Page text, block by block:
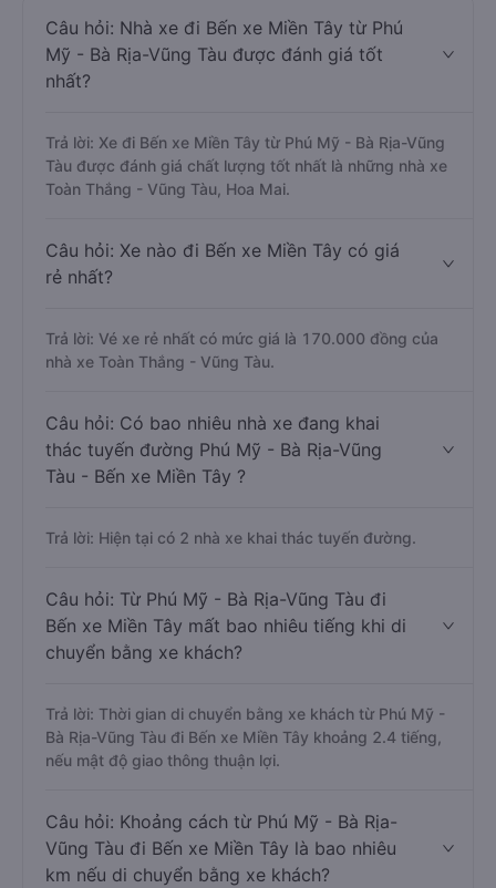
Câu hỏi: Nhà xe đi Bến xe Miền Tây từ Phú
Mỹ - Bà Rịa-Vũng Tàu được đánh giá tốt
nhất?
Trả lời: Xe đi Bến xe Miền Tây từ Phú Mỹ - Bà Rịa-Vũng
Tàu được đánh giá chất lượng tốt nhất là những nhà xe
Toàn Thắng - Vũng Tàu, Hoa Mai.
Câu hỏi: Xe nào đi Bến xe Miền Tây có giá
rẻ nhất?
Trả lời: Vé xe rẻ nhất có mức giá là 170.000 đồng của
nhà xe Toàn Thắng - Vũng Tàu.
Câu hỏi: Có bao nhiêu nhà xe đang khai
thác tuyến đường Phú Mỹ - Bà Rịa-Vũng
Tàu - Bến xe Miền Tây ?
Trả lời: Hiện tại có 2 nhà xe khai thác tuyến đường.
Câu hỏi: Từ Phú Mỹ - Bà Rịa-Vũng Tàu đi
Bến xe Miền Tây mất bao nhiêu tiếng khi di
chuyển bằng xe khách?
Trả lời: Thời gian di chuyển bằng xe khách từ Phú Mỹ -
Bà Rịa-Vũng Tàu đi Bến xe Miền Tây khoảng 2.4 tiếng,
nếu mật độ giao thông thuận lợi.
Câu hỏi: Khoảng cách từ Phú Mỹ - Bà Rịa-
Vũng Tàu đi Bến xe Miền Tây là bao nhiêu
km nếu di chuyển bằng xe khách?